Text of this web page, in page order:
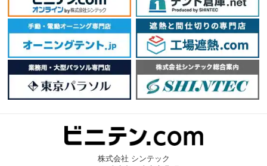
株式会社 シンテック